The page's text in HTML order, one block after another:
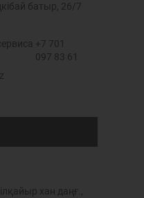
батыр, 26/7
+7 701
097 83 61
хан даңғ.,